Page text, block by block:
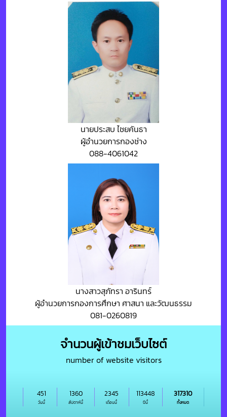
นายประสบ ไชยคันธา
ผู้อำนวยการกองช่าง
088-4061042
นางสาวสุภัทรา อารินทร์
ผู้อำนวยการกองการศึกษา ศาสนา และวัฒนธรรม
081-0260819
จำนวนผู้เข้าชมเว็บไซต์
number of website visitors
วันนี้
451
สัปดาห์นี้
1360
เดือนนี้
2345
ปีนี้
113448
ทั้งหมด
317310